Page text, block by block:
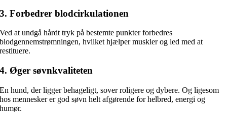
3. Forbedrer blodcirkulationen
Ved at undgå hårdt tryk på bestemte punkter forbedres
blodgennemstrømningen, hvilket hjælper muskler og led med at
restituere.
4. Øger søvnkvaliteten
En hund, der ligger behageligt, sover roligere og dybere. Og ligesom
hos mennesker er god søvn helt afgørende for helbred, energi og
humør.